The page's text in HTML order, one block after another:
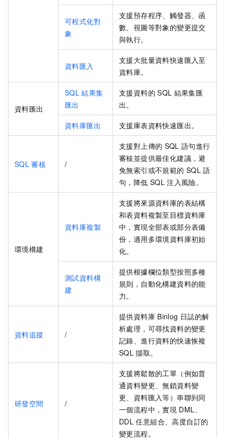
可程式化對
象
支援預存程序、觸發器、函
數、視圖等對象的變更提交
與執行。
資料匯入
支援大批量資料快速匯入至
資料庫。
資料匯出
SQL 結果集
匯出
支援資料的 SQL 結果集匯
出。
資料庫匯出 支援庫表資料快速匯出。
SQL 審核 /
支援對上傳的 SQL 語句進行
審核並提供最佳化建議，避
免無索引或不規範的 SQL 語
句，降低 SQL 注入風險。
環境構建
資料庫複製
支援將來源資料庫的表結構
和表資料複製至目標資料庫
中，實現全部表或部分表備
份，適用多環境資料庫初始
化。
測試資料構
建
提供根據欄位類型按照多種
規則，自動化構建資料的能
力。
資料追蹤 /
提供資料庫 Binlog 日誌的解
析處理，可尋找資料的變更
記錄、進行資料的快速恢複
SQL 擷取。
研發空間 /
支援將鬆散的工單（例如普
通資料變更、無鎖資料變
更、資料匯入等）串聯到同
一個流程中，實現 DML、
DDL 任意組合、高度自訂的
變更流程。